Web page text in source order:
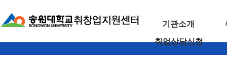
기관소개
취업상담신청